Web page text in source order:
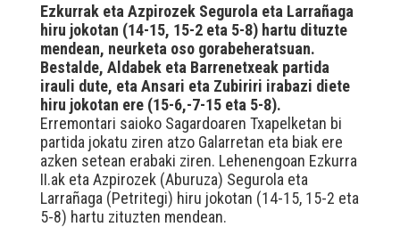
Ezkurrak eta Azpirozek Segurola eta Larrañaga
hiru jokotan (14-15, 15-2 eta 5-8) hartu dituzte
mendean, neurketa oso gorabeheratsuan.
Bestalde, Aldabek eta Barrenetxeak partida
irauli dute, eta Ansari eta Zubiriri irabazi diete
hiru jokotan ere (15-6,-7-15 eta 5-8).
Erremontari saioko Sagardoaren Txapelketan bi
partida jokatu ziren atzo Galarretan eta biak ere
azken setean erabaki ziren. Lehenengoan Ezkurra
II.ak eta Azpirozek (Aburuza) Segurola eta
Larrañaga (Petritegi) hiru jokotan (14-15, 15-2 eta
5-8) hartu zituzten mendean.